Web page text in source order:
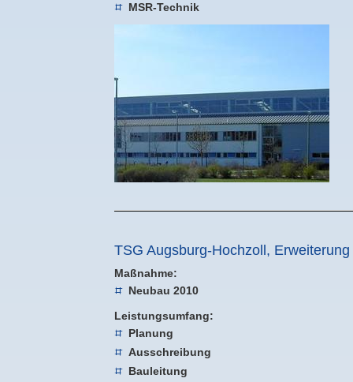
MSR-Technik
TSG Augsburg-Hochzoll,
Maßnahme:
Neubau 2010
Leistungsumfang:
Planung
Ausschreibung
Bauleitung